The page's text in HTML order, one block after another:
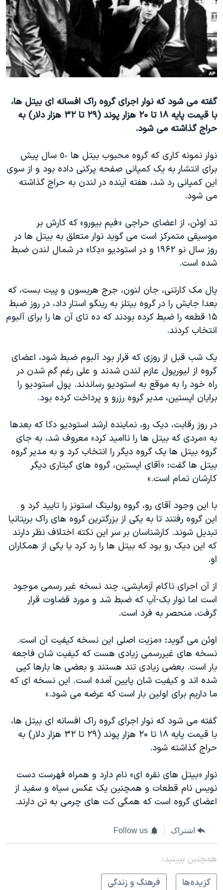
فرهنگ و زندگی
حقوق شهروندی
اقتصادی
علم و فناوری
گالری عکس
آرشیو پخش زنده
مستندها
انتخابات ریاست جمهوری آمریکا ۲۰۲۴
حمله جمهوری اسلامی به اسرائیل
رمز مهسا
اعتراضات زن، زندگی، آزادی
مجموعه مستندهای دادخواهی
تریبونال مردمی آبان ۹۸
دادگاه حمید نوری
چهل سال گروگان‌گیری
قانون شفافیت دارائی کادر رهبری ایران
اسرائیل در جنگ
نرگس محمدی برنده جایزه نوبل صلح
همایش محافظه‌کاران آمریکا «سی‌پک»
سفر پرزیدنت ترامپ به چین
دنبال کنید
زبانهای مختلف
گفته می شود که نوار اجرای گروه راک افسانه ای بیتل ها،
با قیمت پایه ۱۸ تا ۲۰ هزار پوند (۲۹ تا ۳۲ هزار دلار) به
حراج گذاشته می شود.
نوار نمونه کاری که گروه محبوب بیتل ها ٥٠ سال پیش
برای انتشار به یک کمپانی صفحه پرکنی داده بود و از سوی
این کمپانی رد شد، هفته آینده در لندن به حراج گذاشته
می شود.
تد اوئن، از اعضای حراجی «فیم بیورو» که کارش بر
موسیقی متمرکز است می گوید نوار متعلق به بیتل ها در
روز سال نو ۱۹۶۲ و در استودیو «دِکا» در شمال لندن ضبط
شده است.
پال مک کارتنی، جان لنون، جرج هریسون و پیت بست، که
بعدا جایش را در گروه بیتلز به رینگو استار داد، در روز ضبط
۱۵ قطعه را ضبط کرده بودند که ده تای آن ها را برای آلبوم
انتخاب کردند.
یک شب قبل از روزی که قرار بود آلبوم ضبط شود، اعضای
گروه از لیورپول عازم لندن شدند و علی رغم گم شدن در
راه خود را به موقع به استودیو رساندند. پول استودیو را
برایان اپستین، مدیر گروه رزرو و پرداخت کرده بود.
در روز رقابت، دیک رو، نماینده ارشد استودیو دکا که بعدها
به «مردی که بیتل ها را ناامید کرد» معروف شد، به جای
گروه بیتل ها یک گروه دیگر را انتخاب کرد و به مدیر گروه
بیتل ها گفت: «آقای اپستین، گروه های گیتاری دیگر
کارشان تمام است.»
با این وجود آقای رو، گروه رولینگ استونز را تایید کرد و
این گروه رفتند تا به یکی از بزرگترین گروه های راک بریتانیا
تبدیل شوند. کارشناسان بر سر این نکته اختلاف نظر دارند
که این دیک رو بود که بیتل ها را رد کرد یا یکی از همکاران
او.
از آن اجرای ناکام آزمایشی، چند نسخه غیر رسمی موجود
است اما نوار بک-آپ که ضبط شد و مورد قضاوت قرار
گرفت، منحصر به فرد است.
اوئن می گوید: «مزیت اصلی این نسخه کیفیت آن است.
نسخه های غیررسمی زیادی هست که کیفیت شان فاجعه
بار است. بعضی زیادی تند هستند و بعضی ها بارها کپی
شده اند و کیفیت شان پایین آمده است. این نسخه ای که
ما داریم برای اولین بار است که عرضه می شود.»
گفته می شود که نوار اجرای گروه راک افسانه ای بیتل ها،
با قیمت پایه ۱۸ تا ۲۰ هزار پوند (۲۹ تا ۳۲ هزار دلار) به
حراج گذاشته شود.
نوار «بیتل های نقره ای» نام دارد و همراه فهرست دست
نویس نام قطعات و همچنین یک عکس سیاه و سفید از
اعضای گروه است که همگی کت های چرمی به تن دارند.
اشتراک Follow us
همچنبن ببینید:
گزيده‌ها
فرهنگ و زندگی